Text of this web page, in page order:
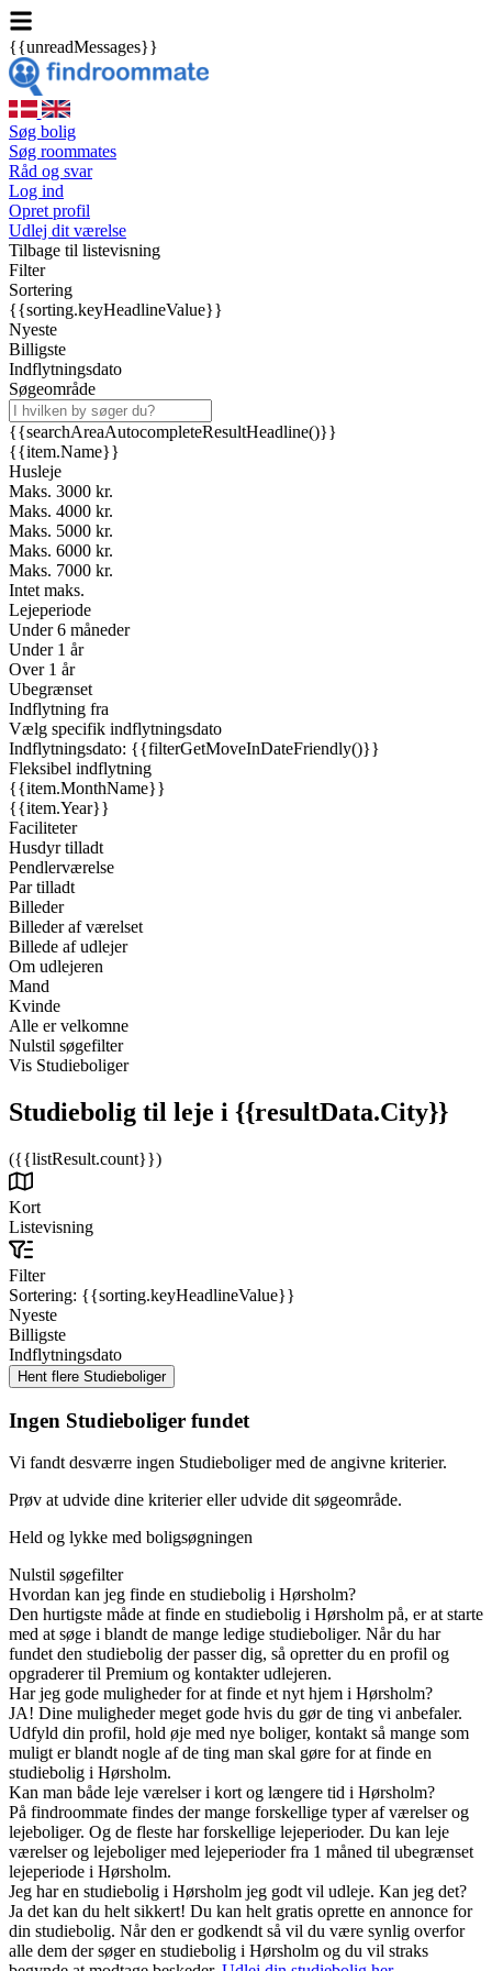
{{unreadMessages}}
Søg bolig
Søg roommates
Råd og svar
Log ind
Opret profil
Udlej dit værelse
Tilbage til listevisning
Filter
Sortering
{{sorting.keyHeadlineValue}}
Nyeste
Billigste
Indflytningsdato
Søgeområde
{{searchAreaAutocompleteResultHeadline()}}
{{item.Name}}
Husleje
Maks. 3000 kr.
Maks. 4000 kr.
Maks. 5000 kr.
Maks. 6000 kr.
Maks. 7000 kr.
Intet maks.
Lejeperiode
Under 6 måneder
Under 1 år
Over 1 år
Ubegrænset
Indflytning fra
Vælg specifik indflytningsdato
Indflytningsdato: {{filterGetMoveInDateFriendly()}}
Fleksibel indflytning
{{item.MonthName}}
{{item.Year}}
Faciliteter
Husdyr tilladt
Pendlerværelse
Par tilladt
Billeder
Billeder af værelset
Billede af udlejer
Om udlejeren
Mand
Kvinde
Alle er velkomne
Nulstil søgefilter
Vis Studieboliger
Studiebolig til leje i {{resultData.City}}
({{listResult.count}})
Kort
Listevisning
Filter
Sortering: {{sorting.keyHeadlineValue}}
Nyeste
Billigste
Indflytningsdato
Ingen Studieboliger fundet
Vi fandt desværre ingen Studieboliger med de angivne kriterier.
Prøv at udvide dine kriterier eller udvide dit søgeområde.
Held og lykke med boligsøgningen
Nulstil søgefilter
Hvordan kan jeg finde en studiebolig i Hørsholm?
Den hurtigste måde at finde en studiebolig i Hørsholm på, er at starte
med at søge i blandt de mange ledige studieboliger. Når du har
fundet den studiebolig der passer dig, så opretter du en profil og
opgraderer til Premium og kontakter udlejeren.
Har jeg gode muligheder for at finde et nyt hjem i Hørsholm?
JA! Dine muligheder meget gode hvis du gør de ting vi anbefaler.
Udfyld din profil, hold øje med nye boliger, kontakt så mange som
muligt er blandt nogle af de ting man skal gøre for at finde en
studiebolig i Hørsholm.
Kan man både leje værelser i kort og længere tid i Hørsholm?
På findroommate findes der mange forskellige typer af værelser og
lejeboliger. Og de fleste har forskellige lejeperioder. Du kan leje
værelser og lejeboliger med lejeperioder fra 1 måned til ubegrænset
lejeperiode i Hørsholm.
Jeg har en studiebolig i Hørsholm jeg godt vil udleje. Kan jeg det?
Ja det kan du helt sikkert! Du kan helt gratis oprette en annonce for
din studiebolig. Når den er godkendt så vil du være synlig overfor
alle dem der søger en studiebolig i Hørsholm og du vil straks